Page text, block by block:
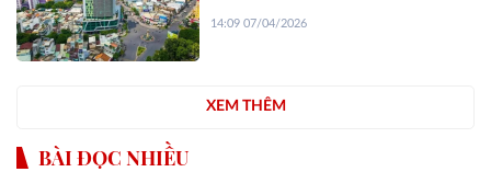
14:09 07/04/2026
XEM THÊM
BÀI ĐỌC NHIỀU